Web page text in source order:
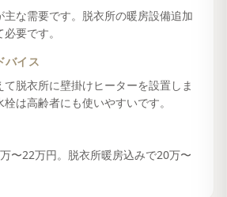
な需要です。脱衣所の暖房設備追加
要です。
バイス
脱衣所に壁掛けヒーターを設置しま
は高齢者にも使いやすいです。
〜22万円。脱衣所暖房込みで20万〜